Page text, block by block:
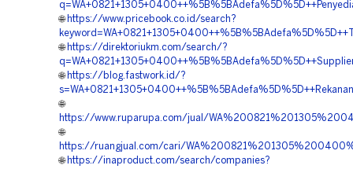
🌐 https://www.pricebook.co.id/search?
🌐 https://direktoriukm.com/search/?
🌐 https://blog.fastwork.id/?
🌐
https://www.ruparupa.com/jual/
🌐
https://ruangjual.com/cari/
🌐 https://inaproduct.com/search/companies?